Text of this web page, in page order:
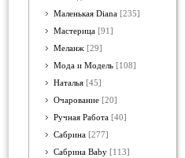
Маленькая Diana [235]
Мастерица [91]
Меланж [29]
Мода и Модель [108]
Наталья [45]
Очарование [20]
Ручная Работа [40]
Сабрина [277]
Сабрина Baby [113]